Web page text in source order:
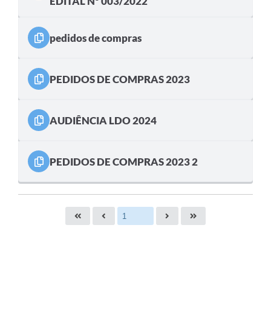
pedidos de compras
PEDIDOS DE COMPRAS 2023
AUDIÊNCIA LDO 2024
PEDIDOS DE COMPRAS 2023 2